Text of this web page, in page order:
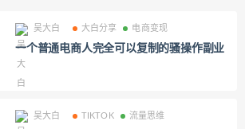
吴大白 大白分享 电商变现
一个普通电商人完全可以复制的骚操作副业
吴大白 TIKTOK 流量思维